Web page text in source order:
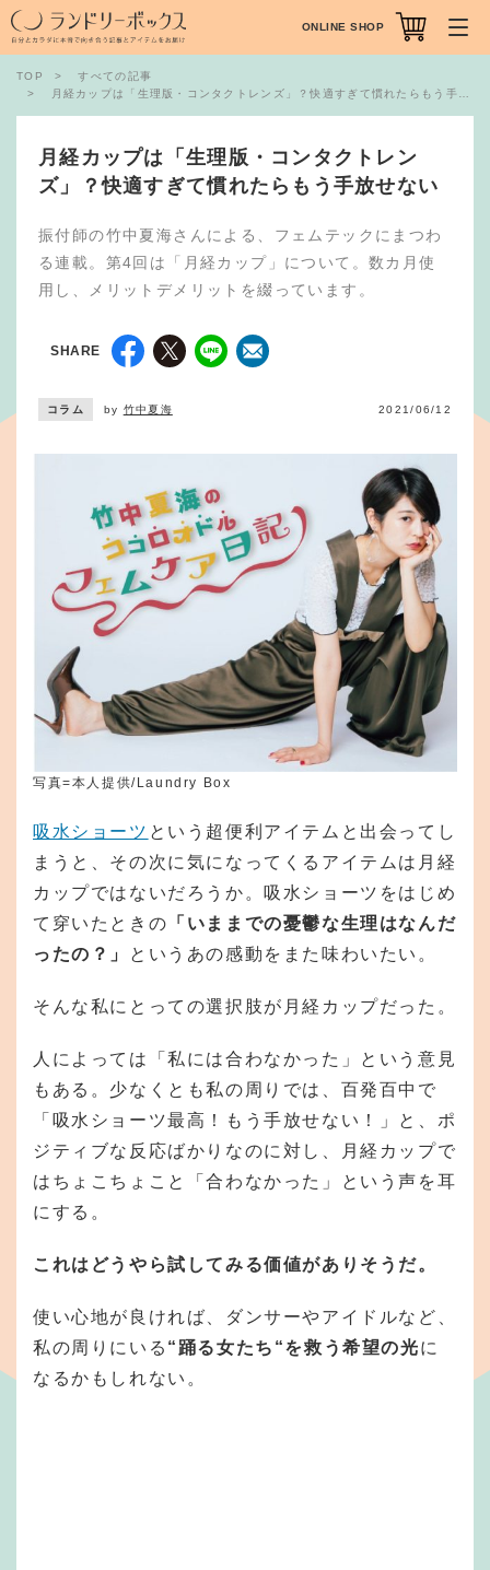
TOP
すべての記事
月経カップは「生理版・コンタクトレンズ」？快適すぎて慣れたらもう手放せない
月経カップは「生理版・コンタクトレン
ズ」？快適すぎて慣れたらもう手放せない
振付師の竹中夏海さんによる、フェムテックにまつわ
る連載。第4回は「月経カップ」について。数カ月使
用し、メリットデメリットを綴っています。
SHARE
コラム by 竹中夏海 2021/06/12
写真=本人提供/Laundry Box
吸水ショーツ という超便利アイテムと出会ってし
まうと、その次に気になってくるアイテムは月経
カップではないだろうか。吸水ショーツをはじめ
て穿いたときの 「いままでの憂鬱な生理はなんだ
ったの？」
というあの感動をまた味わいたい。
そんな私にとっての選択肢が月経カップだった。
人によっては「私には合わなかった」という意見
もある。少なくとも私の周りでは、百発百中で
「吸水ショーツ最高！もう手放せない！」と、ポ
ジティブな反応ばかりなのに対し、月経カップで
はちょこちょこと「合わなかった」という声を耳
にする。
これはどうやら試してみる価値がありそうだ。
使い心地が良ければ、ダンサーやアイドルなど、
私の周りにいる “踊る女たち“を救う希望の光に
なるかもしれない。
ONLINE SHOP